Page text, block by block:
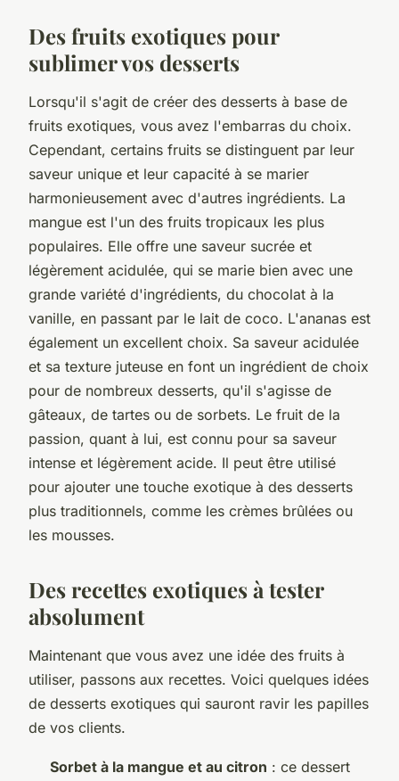
Des fruits exotiques pour
sublimer vos desserts
Lorsqu'il s'agit de créer des desserts à base de
fruits exotiques, vous avez l'embarras du choix.
Cependant, certains fruits se distinguent par leur
saveur unique et leur capacité à se marier
harmonieusement avec d'autres ingrédients. La
mangue est l'un des fruits tropicaux les plus
populaires. Elle offre une saveur sucrée et
légèrement acidulée, qui se marie bien avec une
grande variété d'ingrédients, du chocolat à la
vanille, en passant par le lait de coco. L'ananas est
également un excellent choix. Sa saveur acidulée
et sa texture juteuse en font un ingrédient de choix
pour de nombreux desserts, qu'il s'agisse de
gâteaux, de tartes ou de sorbets. Le fruit de la
passion, quant à lui, est connu pour sa saveur
intense et légèrement acide. Il peut être utilisé
pour ajouter une touche exotique à des desserts
plus traditionnels, comme les crèmes brûlées ou
les mousses.
Des recettes exotiques à tester
absolument
Maintenant que vous avez une idée des fruits à
utiliser, passons aux recettes. Voici quelques idées
de desserts exotiques qui sauront ravir les papilles
de vos clients.
Sorbet à la mangue et au citron : ce dessert